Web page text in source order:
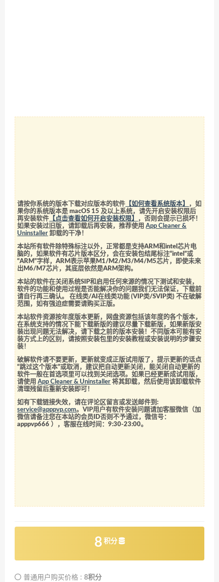
请按你系统的版本下载对应版本的软件 【如何查看系统版本】
，如
果你的系统版本是 macOS 15 及以上系统，请先开启安装权限后
再安装软件 【点击查看如何开启安装权限】
，否则会提示已损坏！
如果安装过旧版，请卸载后再安装，推荐使用App Cleaner &
Uninstaller 卸载的干净！
本站所有软件除特殊标注以外，正常都是支持ARM和intel芯片电
脑的，如果软件有芯片版本区分，会在安装包结尾标注“intel”或
“ARM”字样，ARM表示苹果M1/M2/M3/M4/M5芯片，即使未来
出M6/M7芯片，其底层依然是ARM架构。
本站的软件在关闭系统SIP和启用任何来源的情况下测试和安装，
软件的功能和使用过程是否能解决你的问题我们无法保证，下载前
请自行再三确认。 在线类/AI在线类功能 (VIP类/SVIP类) 不在破解
范围，如有强迫症需要请购买正版。
本站软件资源按年度版本更新，网盘资源包括该年度的各个版本，
在系统支持的情况下能下载新版的建议尽量下载新版，如果新版安
装出现问题无法解决，请下载之前的版本安装！不同版本可能有安
装方式上的区别，请按照安装包里的安装教程或安装说明的步骤安
装！
破解软件请不要更新，更新就变成正版试用版了，提示更新的话点
“跳过这个版本”或取消，建议把自动更新关闭，能关闭自动更新的
软件一般在首选项里可以找到关闭选项。如果已经更新成试用版，
请使用App Cleaner & Uninstaller 将其卸载，然后使用该卸载软件
清理残留后重新安装即可！
如有下载链接失效，请在评论区留言或发送邮件到:
service@apppvp.com。VIP用户有软件安装问题请加客服微信（加
微信请备注您在本站的会员ID否则不予通过，微信号：
apppvp666 ），客服在线时间：9:30-23:00。
8 积分
普通用户购买价格 : 8积分